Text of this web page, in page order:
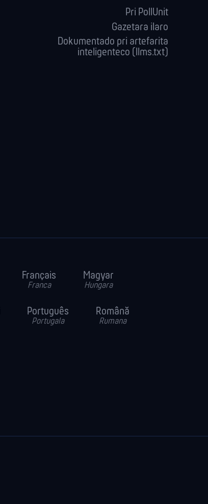
Pri PollUnit
Gazetara ilaro
Dokumentado pri artefarita
inteligenteco (llms.txt)
Français
Franca
Magyar
Hungara
Português
Portugala
Română
Rumana